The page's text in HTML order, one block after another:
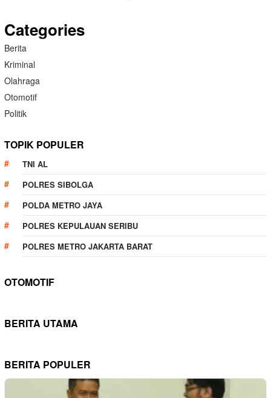
Categories
Berita
Kriminal
Olahraga
Otomotif
Politik
TOPIK POPULER
TNI AL
POLRES SIBOLGA
POLDA METRO JAYA
POLRES KEPULAUAN SERIBU
POLRES METRO JAKARTA BARAT
OTOMOTIF
BERITA UTAMA
BERITA POPULER